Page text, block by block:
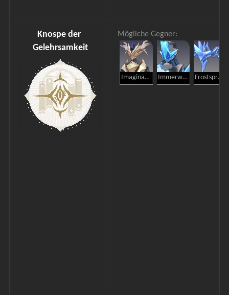
Knospe der
Gelehrsamkeit
Mögliche Gegner:
Imaginärer Weber Immerwinter-Schattenwandler Frostspross